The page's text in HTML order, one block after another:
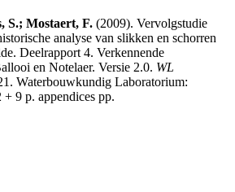
S.; Mostaert, F. (2009). Vervolgstudie
analyse van slikken en schorren
Deelrapport 4. Verkennende
en Notelaer. Versie 2.0. WL
Waterbouwkundig Laboratorium:
9 p. appendices pp.